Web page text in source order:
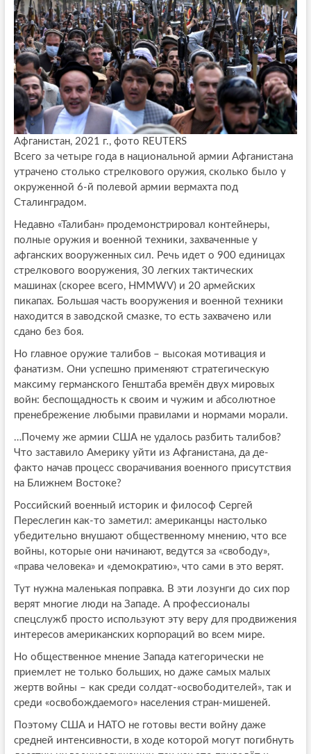
Афганистан, 2021 г., фото REUTERS
Всего за четыре года в национальной армии Афганистана
утрачено столько стрелкового оружия, сколько было у
окруженной 6-й полевой армии вермахта под
Сталинградом.
Недавно «Талибан» продемонстрировал контейнеры,
полные оружия и военной техники, захваченные у
афганских вооруженных сил. Речь идет о 900 единицах
стрелкового вооружения, 30 легких тактических
машинах (скорее всего, HMMWV) и 20 армейских
пикапах. Большая часть вооружения и военной техники
находится в заводской смазке, то есть захвачено или
сдано без боя.
Но главное оружие талибов – высокая мотивация и
фанатизм. Они успешно применяют стратегическую
максиму германского Генштаба времён двух мировых
войн: беспощадность к своим и чужим и абсолютное
пренебрежение любыми правилами и нормами морали.
…Почему же армии США не удалось разбить талибов?
Что заставило Америку уйти из Афганистана, да де-
факто начав процесс сворачивания военного присутствия
на Ближнем Востоке?
Российский военный историк и философ Сергей
Переслегин как-то заметил: американцы настолько
убедительно внушают общественному мнению, что все
войны, которые они начинают, ведутся за «свободу»,
«права человека» и «демократию», что сами в это верят.
Тут нужна маленькая поправка. В эти лозунги до сих пор
верят многие люди на Западе. А профессионалы
спецслужб просто используют эту веру для продвижения
интересов американских корпораций во всем мире.
Но общественное мнение Запада категорически не
приемлет не только больших, но даже самых малых
жертв войны – как среди солдат-«освободителей», так и
среди «освобождаемого» населения стран-мишеней.
Поэтому США и НАТО не готовы вести войну даже
средней интенсивности, в ходе которой могут погибнуть